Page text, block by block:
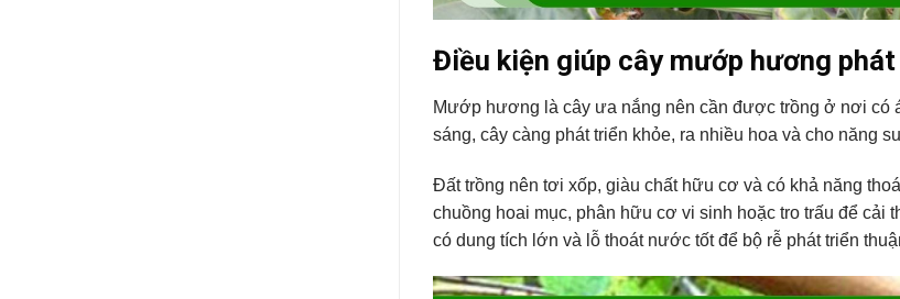
Điều kiện giúp cây mướp hương
Mướp hương là cây ưa nắng nên cần được trồng ở nơi có
sáng, cây càng phát triển khỏe, ra nhiều hoa và cho năng
Đất trồng nên tơi xốp, giàu chất hữu cơ và có khả năng
chuồng hoai mục, phân hữu cơ vi sinh hoặc tro trấu để cải
có dung tích lớn và lỗ thoát nước tốt để bộ rễ phát triển